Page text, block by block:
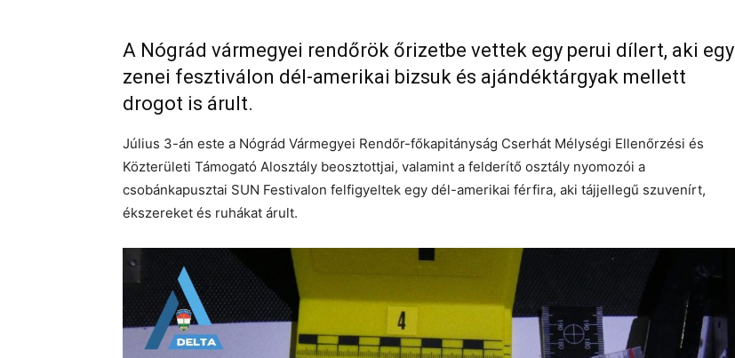
A Nógrád vármegyei rendőrök őrizetbe vettek egy perui dílert, aki egy
zenei fesztiválon dél-amerikai bizsuk és ajándéktárgyak mellett
drogot is árult.
Július 3-án este a Nógrád Vármegyei Rendőr-főkapitányság Cserhát Mélységi Ellenőrzési és
Közterületi Támogató Alosztály beosztottjai, valamint a felderítő osztály nyomozói a
csobánkapusztai SUN Festivalon felfigyeltek egy dél-amerikai férfira, aki tájjellegű szuvenírt,
ékszereket és ruhákat árult.